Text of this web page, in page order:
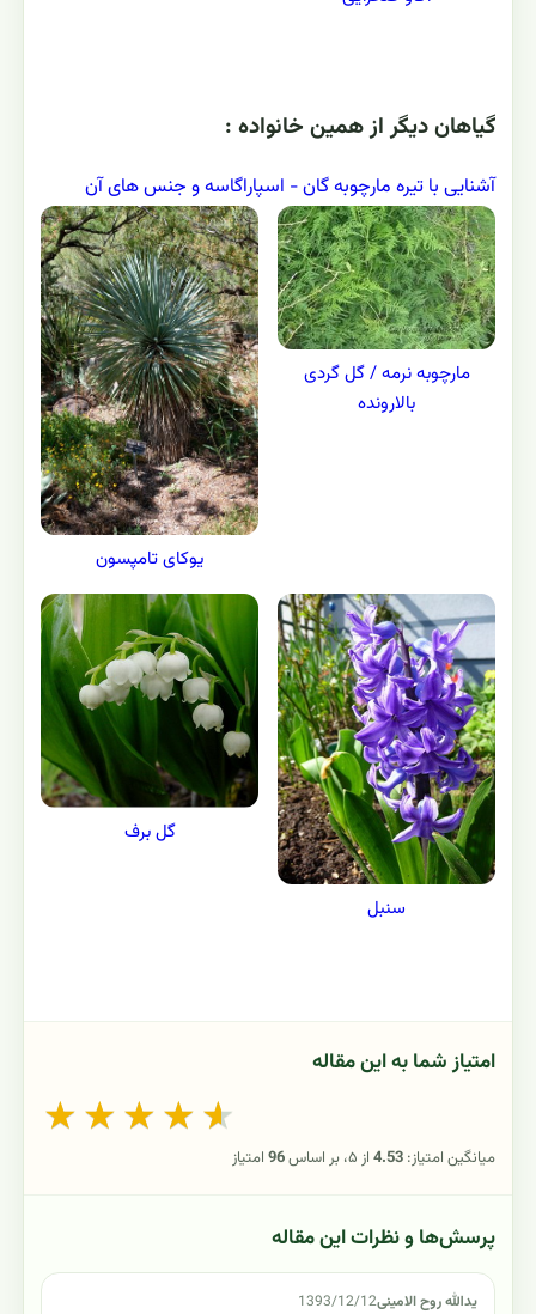
گياهان ديگر از همين خانواده :
آشنایی با تیره مارچوبه گان - اسپاراگاسه و جنس های آن
مارچوبه نرمه / گل گردی
بالارونده
یوکای تامپسون
سنبل
گل برف
امتیاز شما به این مقاله
★ ★ ★ ★ ★
میانگین امتیاز: 4.53از ۵، بر اساس 96امتیاز
پرسش‌ها و نظرات این مقاله
یدالله روح الامینی1393/12/12